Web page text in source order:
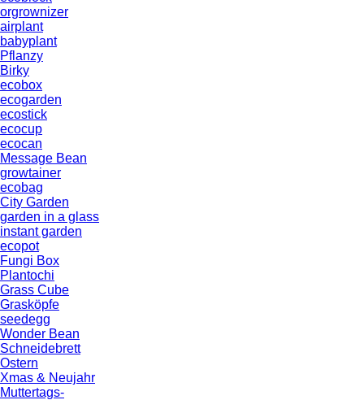
orgrownizer
airplant
babyplant
Pflanzy
Birky
ecobox
ecogarden
ecostick
ecocup
ecocan
Message Bean
growtainer
ecobag
City Garden
garden in a glass
instant garden
ecopot
Fungi Box
Plantochi
Grass Cube
Grasköpfe
seedegg
Wonder Bean
Schneidebrett
Ostern
Xmas & Neujahr
Muttertags-